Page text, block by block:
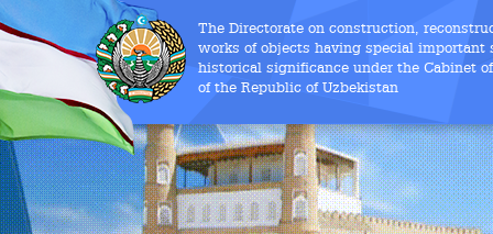
The Directorate on construction,
works of objects having special important
historical significance under the Cabinet
of the Republic of Uzbekistan